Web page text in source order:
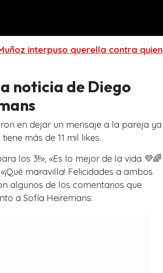
interpuso querella contra quien
noticia de Diego
en dejar un mensaje a la pareja ya
más de 11 mil likes.
los 3!!», «Es lo mejor de la vida 💜🌈
maravilla! Felicidades a ambos
algunos de los comentarios que
a Sofía Heiremans.